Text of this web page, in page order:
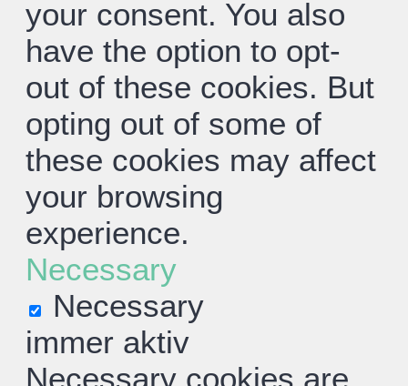
your consent. You also
have the option to opt-
out of these cookies. But
opting out of some of
these cookies may affect
your browsing
experience.
Necessary
Necessary
immer aktiv
Necessary cookies are